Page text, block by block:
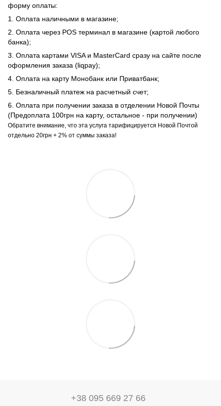
форму оплаты:
1. Оплата наличными в магазине;
2. Оплата через POS терминал в магазине (картой любого
банка);
3. Оплата картами VISA и MasterCard сразу на сайте после
оформления заказа (liqpay);
4. Оплата на карту Монобанк или Приватбанк;
5. Безналичный платеж на расчетный счет;
6. Оплата при получении заказа в отделении Новой Почты
(Предоплата 100грн на карту, остальное - при получении)
Обратите внимание, что эта услуга тарифицируется Новой Почтой
отдельно 20грн + 2% от суммы заказа!
+38 095 669 27 66